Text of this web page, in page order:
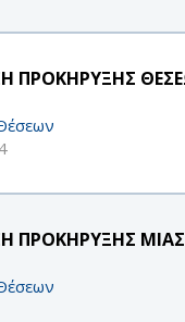
ΠΡΟΚΗΡΥΞΗΣ
ΠΡΟΚΗΡΥΞΗΣ